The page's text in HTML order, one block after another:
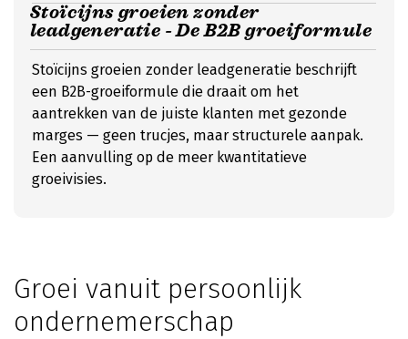
Stoïcijns groeien zonder
leadgeneratie - De B2B groeiformule
Stoïcijns groeien zonder leadgeneratie beschrijft
een B2B-groeiformule die draait om het
aantrekken van de juiste klanten met gezonde
marges — geen trucjes, maar structurele aanpak.
Een aanvulling op de meer kwantitatieve
groeivisies.
Groei vanuit persoonlijk
ondernemerschap